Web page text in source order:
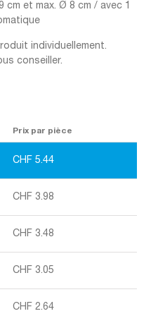
cm et max. Ø 8 cm / avec 1
individuellement.
conseiller.
Prix par pièce
CHF 5.44
CHF 3.98
CHF 3.48
CHF 3.05
CHF 2.64